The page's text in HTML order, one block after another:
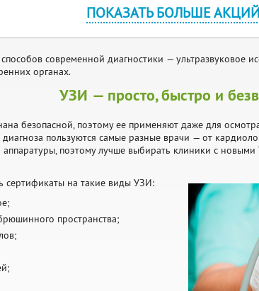
ПОКАЗАТЬ БОЛЬШЕ АКЦИЙ
современной диагностики — ультразвуковое
органах.
УЗИ — просто, быстро и
безопасной, поэтому ее применяют даже для
пользуются самые разные врачи — от
аппаратуры, поэтому лучше выбирать клиники с
сертификаты на такие виды УЗИ:
пространства;